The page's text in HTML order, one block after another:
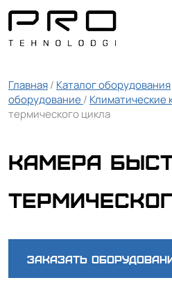
Главная/ Каталог оборудования
оборудование/ Климатические
термического цикла
Камера
Заказать